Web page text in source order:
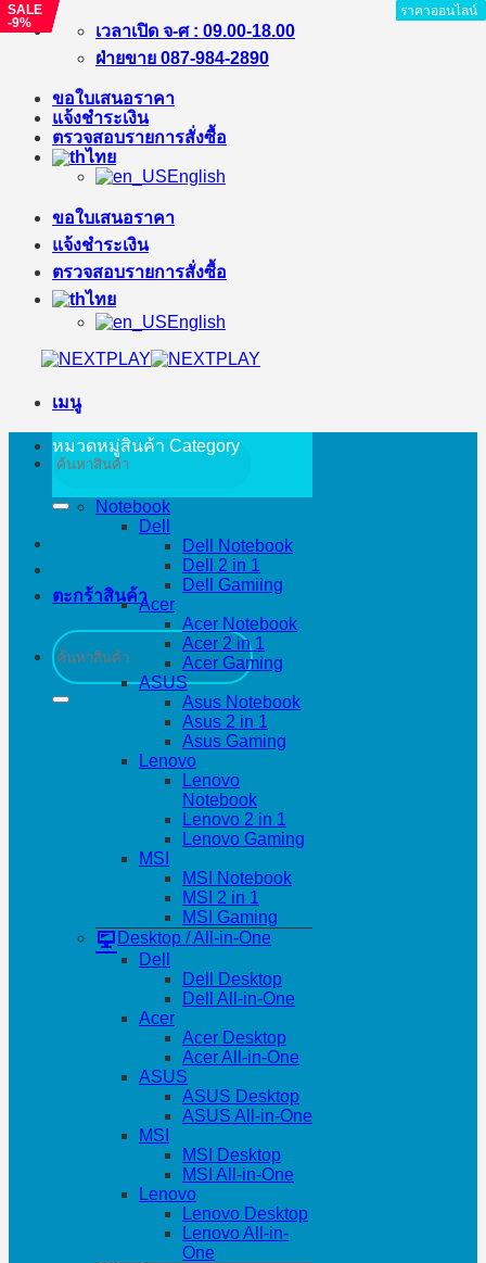
ข้าม
เนื้อหา
เวลาเปิด จ-ศ : 09.00-18.00
ฝ่ายขาย 087-984-2890
ขอใบเสนอราคา
แจ้งชำระเงิน
ตรวจสอบรายการสั่งซื้อ
ไทย
English
ขอใบเสนอราคา
แจ้งชำระเงิน
ตรวจสอบรายการสั่งซื้อ
ไทย
English
เมนู
ค้นหา:
ตะกร้าสินค้า
ค้นหา:
หมวดหมู่สินค้า Category
Notebook
Dell
Dell Notebook
Dell 2 in 1
Dell Gamiing
Acer
Acer Notebook
Acer 2 in 1
Acer Gaming
ASUS
Asus Notebook
Asus 2 in 1
Asus Gaming
Lenovo
Lenovo
Notebook
Lenovo 2 in 1
Lenovo Gaming
MSI
MSI Notebook
MSI 2 in 1
MSI Gaming
Desktop / All-in-One
Dell
Dell Desktop
Dell All-in-One
Acer
Acer Desktop
Acer All-in-One
ASUS
ASUS Desktop
ASUS All-in-One
MSI
MSI Desktop
MSI All-in-One
Lenovo
Lenovo Desktop
Lenovo All-in-
One
ราคาออนไลน์
SALE
-9%
ราคาออนไลน์
SALE
-3%
ราคาออนไลน์
SALE
-7%
ราคาออนไลน์
ราคาออนไลน์
SALE
-3%
ราคาออนไลน์
ราคาออนไลน์
ราคาออนไลน์
SALE
-7%